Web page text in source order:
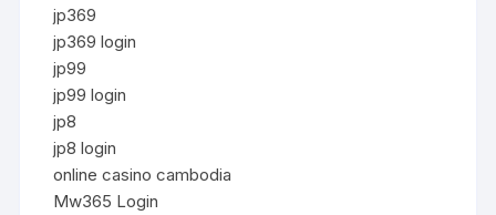
jp369
jp369 login
jp99
jp99 login
jp8
jp8 login
online casino cambodia
Mw365 Login